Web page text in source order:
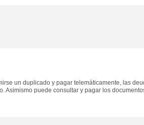
un duplicado y pagar telemáticamente, las
Asimismo puede consultar y pagar los